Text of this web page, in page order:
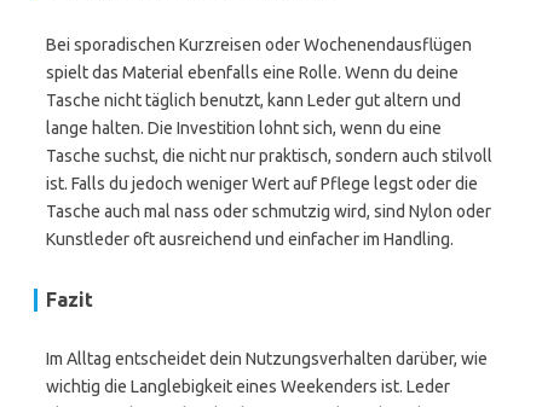
Bei sporadischen Kurzreisen oder Wochenendausflügen
spielt das Material ebenfalls eine Rolle. Wenn du deine
Tasche nicht täglich benutzt, kann Leder gut altern und
lange halten. Die Investition lohnt sich, wenn du eine
Tasche suchst, die nicht nur praktisch, sondern auch stilvoll
ist. Falls du jedoch weniger Wert auf Pflege legst oder die
Tasche auch mal nass oder schmutzig wird, sind Nylon oder
Kunstleder oft ausreichend und einfacher im Handling.
Fazit
Im Alltag entscheidet dein Nutzungsverhalten darüber, wie
wichtig die Langlebigkeit eines Weekenders ist. Leder